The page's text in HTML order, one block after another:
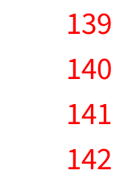
139
140
141
142